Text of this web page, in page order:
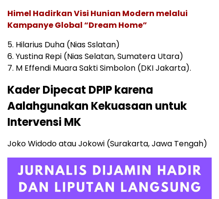
Himel Hadirkan Visi Hunian Modern melalui
Kampanye Global “Dream Home”
5. Hilarius Duha (Nias Sslatan)
6. Yustina Repi (Nias Selatan, Sumatera Utara)
7. M Effendi Muara Sakti Simbolon (DKI Jakarta).
Kader Dipecat DPIP karena
Aalahgunakan Kekuasaan untuk
Intervensi MK
Joko Widodo atau Jokowi (Surakarta, Jawa Tengah)